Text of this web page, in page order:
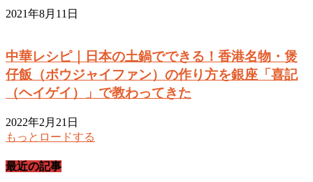
2021年8月11日
中華レシピ｜日本の土鍋でできる！香港名物・煲
仔飯（ボウジャイファン）の作り方を銀座「喜記
（ヘイゲイ）」で教わってきた
2022年2月21日
もっとロードする
最近の記事